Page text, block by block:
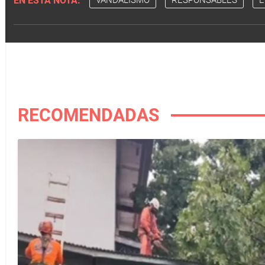
RECOMENDADAS